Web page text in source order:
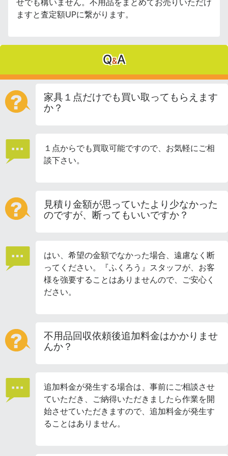
せでも構いません。不用品をまとめてお売りいただけ
ますと査定額UPに繋がります。
Q&A
家具１点だけでも買い取ってもらえます
か？
１点からでも買取可能ですので、お気軽にご相
談下さい。
見積り金額が思っていたより少なかった
のですが、断ってもいいですか？
はい、希望の金額でなかった場合、遠慮なく断
ってください。『ふくろう』スタッフが、お客
様を強要することはありませんので、ご安心く
ださい。
不用品回収依頼後追加料金はかかりませ
んか？
追加料金が発生する場合は、事前にご相談させ
ていただき、ご納得いただきましたら作業を開
始させていただきますので、追加料金が発生す
ることはありません。